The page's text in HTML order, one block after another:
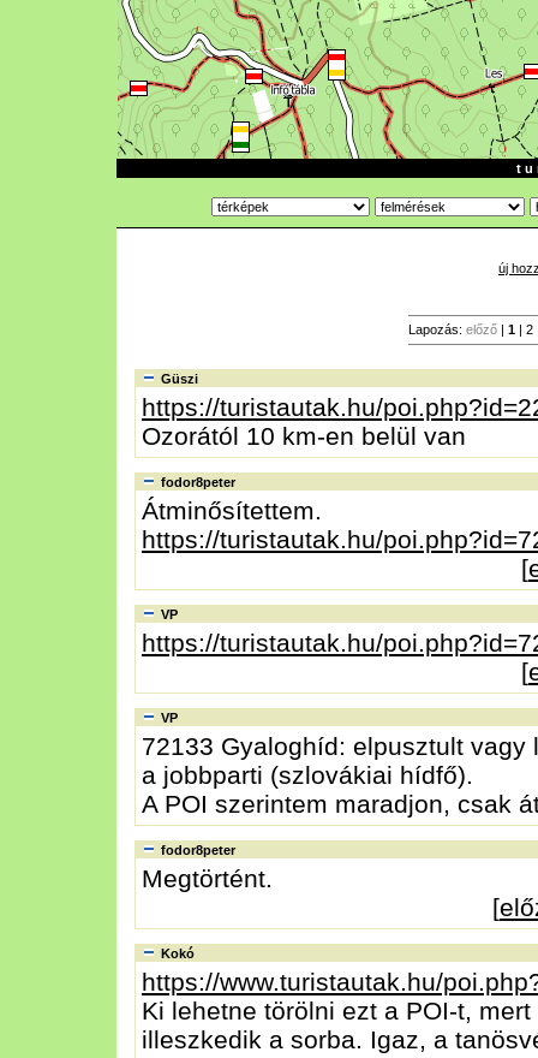
t u
új
Lapozás: előző | 1 | 2
Güszi
https://turistautak.hu/
Ozorától 10 km-en belül van
fodor8peter
Átminősítettem.
https://turistautak.hu/
[
VP
https://turistautak.hu/
[
VP
72133 Gyaloghíd: elpusztult
a jobbparti (szlovákiai hídfő).
A POI szerintem maradjon, csak
fodor8peter
Megtörtént.
[
Kokó
https://www.turistautak.hu/
Ki lehetne törölni ezt a POI-t,
illeszkedik a sorba. Igaz, a